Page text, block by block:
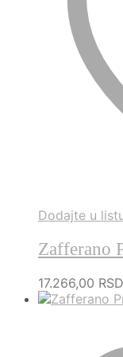
Dodajte u
Zafferano
17.266,00 RSD